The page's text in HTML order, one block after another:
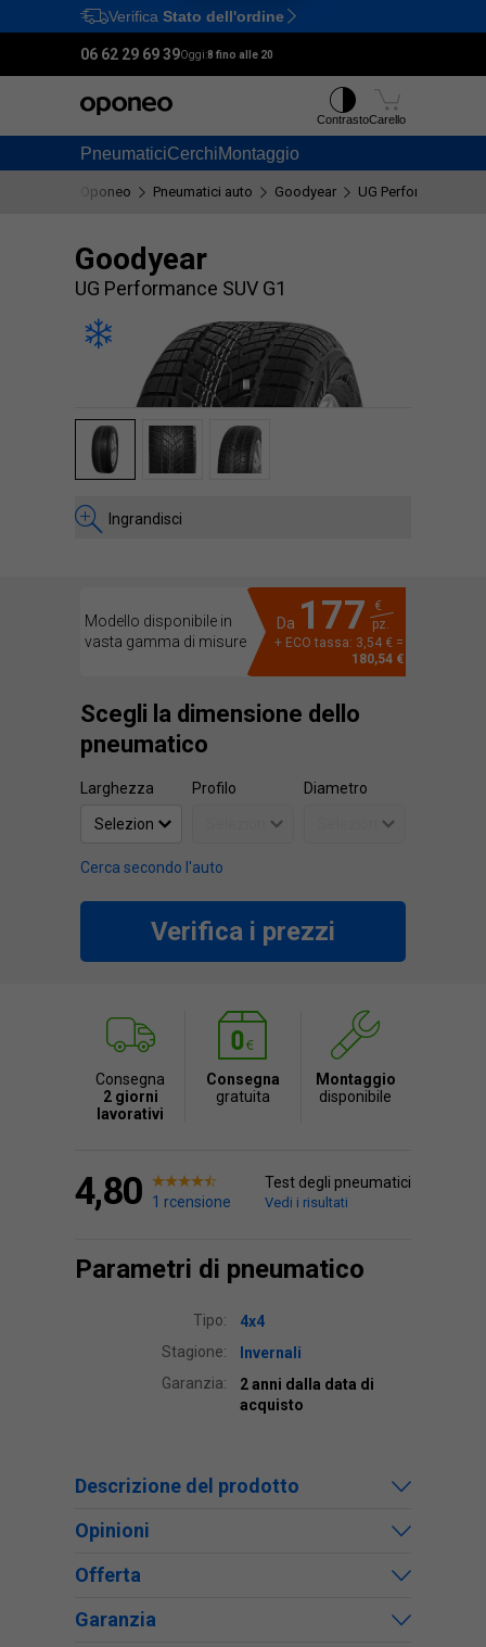
Ctrl M
Verifica Stato dell'ordine
06 62 29 69 39Oggi:8 fino alle 20
PneumaticiCerchiMontaggio
ContrastoCarello
Oponeo Pneumatici auto Goodyear UG Performance
Goodyear
UG Performance SUV G1
Ingrandisci
Modello disponibile in
vasta gamma di misure
Da 177
€
pz.
+ ECO tassa: 3,54 € =
180,54 €
Scegli la dimensione dello
pneumatico
Larghezza Profilo Diametro
Cerca secondo l'auto
Verifica i prezzi
Consegna
2 giorni
lavorativi
Consegna
gratuita
Montaggio
disponibile
4,80 1 rcensione
Test degli pneumatici
Vedi i risultati
Parametri di pneumatico
Tipo:
4x4
Stagione:
Invernali
Garanzia:
2 anni dalla data di
acquisto
Descrizione del prodotto
Opinioni
Offerta
Garanzia